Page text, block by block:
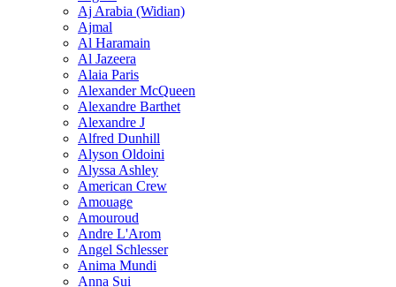
Aj Arabia (Widian)
Ajmal
Al Haramain
Al Jazeera
Alaia Paris
Alexander McQueen
Alexandre Barthet
Alexandre J
Alfred Dunhill
Alyson Oldoini
Alyssa Ashley
American Crew
Amouage
Amouroud
Andre L'Arom
Angel Schlesser
Anima Mundi
Anna Sui